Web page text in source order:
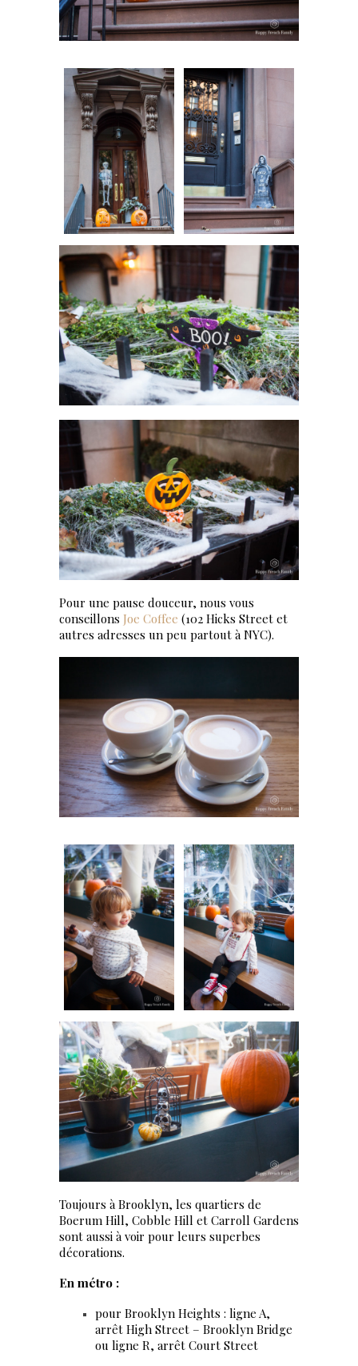
Pour une pause douceur, nous vous
conseillons Joe Coffee (102 Hicks Street et
autres adresses un peu partout à NYC).
Toujours à Brooklyn, les quartiers de
Boerum Hill, Cobble Hill et Carroll Gardens
sont aussi à voir pour leurs superbes
décorations.
En métro :
pour Brooklyn Heights : ligne A,
arrêt High Street – Brooklyn Bridge
ou ligne R, arrêt Court Street